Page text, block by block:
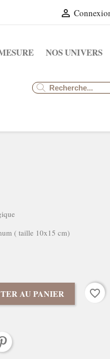

NOS UNIVERS
( taille 10x15 cm)
AU PANIER favorite_border